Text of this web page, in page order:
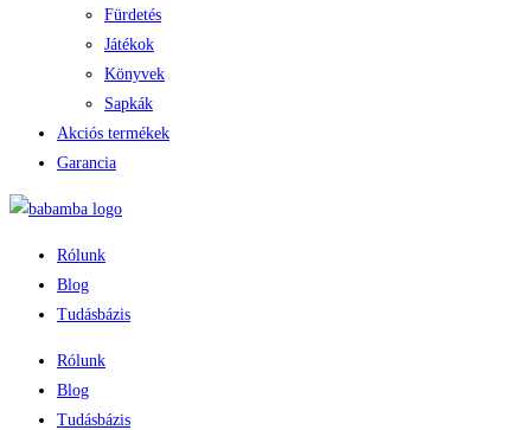
Fürdetés
Játékok
Könyvek
Sapkák
Akciós termékek
Garancia
Rólunk
Blog
Tudásbázis
Rólunk
Blog
Tudásbázis